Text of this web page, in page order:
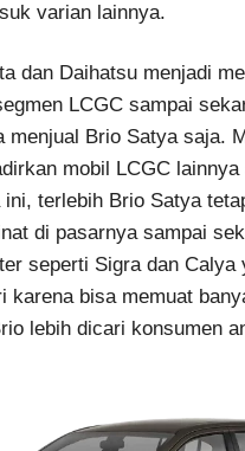
varian lainnya.
dan Daihatsu menjadi
LCGC sampai
menjual Brio Satya saja.
mobil LCGC
ini, terlebih Brio Satya
di pasarnya sampai
seperti Sigra dan Calya
karena bisa memuat
lebih dicari konsumen